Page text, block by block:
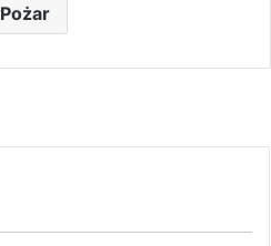
Pożar